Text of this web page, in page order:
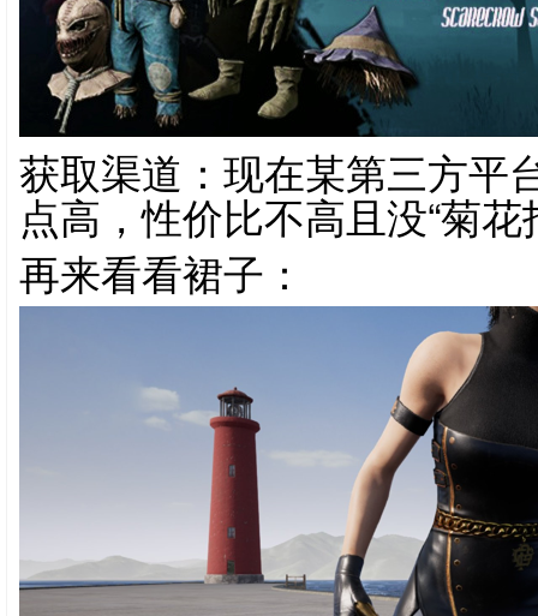
获取渠道：现在某第三方平
点高，性价比不高且没“菊花
再来看看裙子：